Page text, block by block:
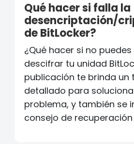
Qué hacer si falla la
desencriptación/
de BitLocker?
¿Qué hacer si no
descifrar tu unidad
publicación te brinda un
detallado para
problema, y también se
consejo de